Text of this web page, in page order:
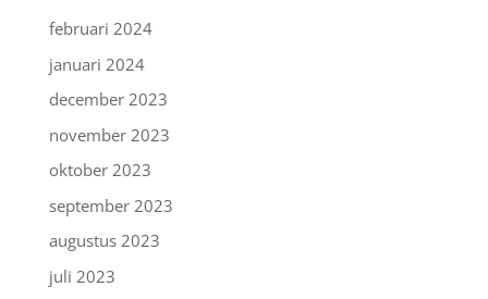
februari 2024
januari 2024
december 2023
november 2023
oktober 2023
september 2023
augustus 2023
juli 2023